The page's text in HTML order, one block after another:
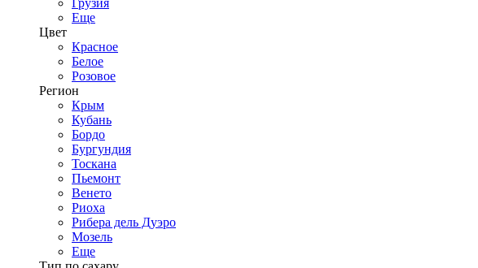
Грузия
Еще
Цвет
Красное
Белое
Розовое
Регион
Крым
Кубань
Бордо
Бургундия
Тоскана
Пьемонт
Венето
Риоха
Рибера дель Дуэро
Мозель
Еще